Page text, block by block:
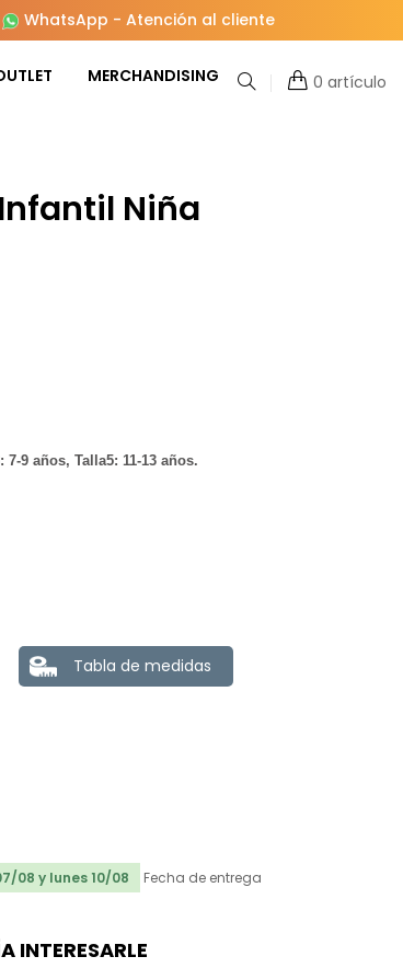
WhatsApp - Atención al cliente
MERCHANDISING 0 artículo
Niña
9 años, Talla5: 11-13 años.
Tabla de medidas
08 y lunes 10/08
Fecha de entrega
INTERESARLE